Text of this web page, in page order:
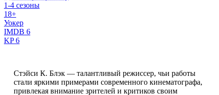
1-4 сезоны
18+
Уокер
IMDB 6
KP6
Стэйси К. Блэк — талантливый режиссер, чьи работы
стали яркими примерами современного кинематографа,
привлекая внимание зрителей и критиков своим